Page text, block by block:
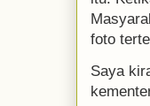
foto
Saya